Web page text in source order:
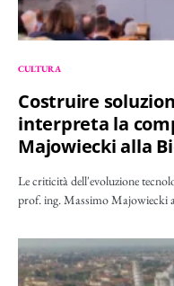
CULTURA
Costruire
interpreta la
Majowiecki alla
Le criticità dell'evoluzione
prof. ing. Massimo Majowiecki